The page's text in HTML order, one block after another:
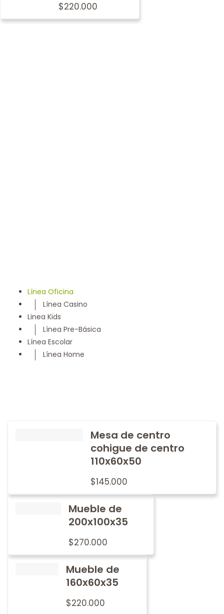
$220.000
Línea Oficina
Línea Casino
Linea Kids
Línea Pre-Básica
Línea Escolar
Línea Home
Mesa de centro
cohigue de centro
110x60x50
$145.000
Mueble de
200x100x35
$270.000
Mueble de
160x60x35
$220.000